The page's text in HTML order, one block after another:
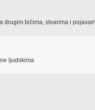
drugim bićima, stvarima i
ljudskima